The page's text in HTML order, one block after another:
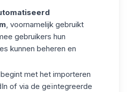
, voornamelijk gebruikt
gebruikers hun
kunnen beheren en
met het importeren
of via de geïntegreerde